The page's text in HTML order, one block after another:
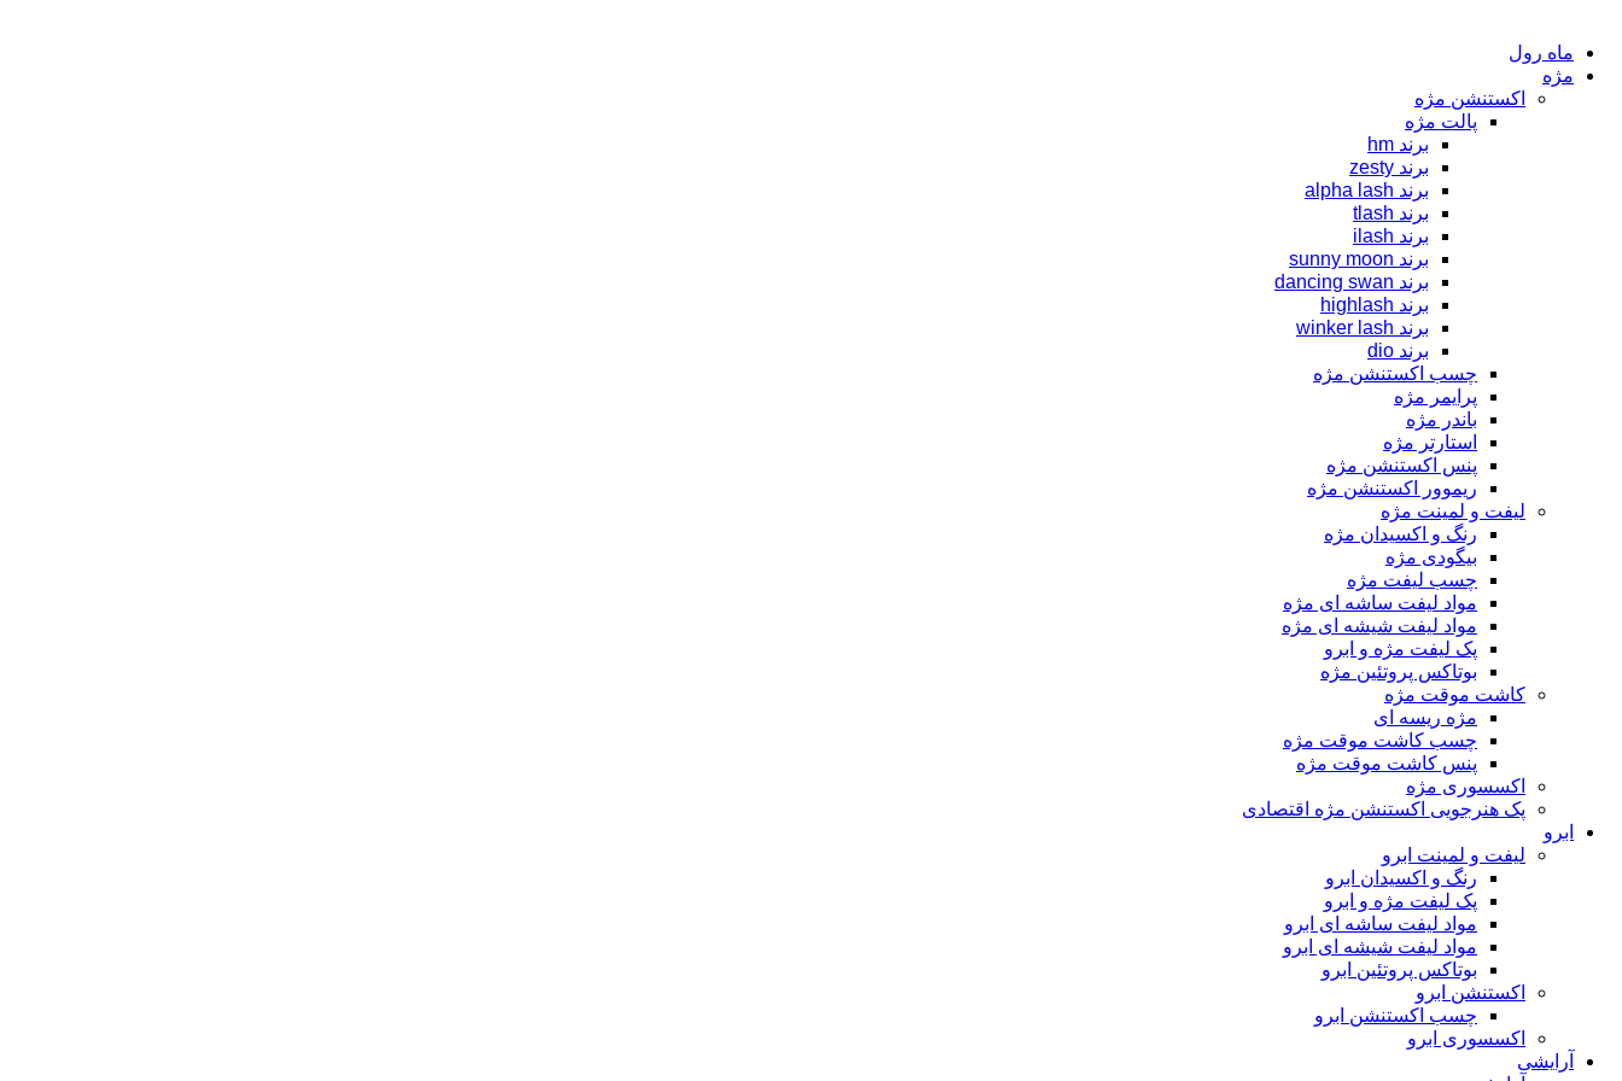
ماه رول
مژه
اکستنشن مژه
پالت مژه
برند hm
برند zesty
برند alpha lash
برند tlash
برند ilash
برند sunny moon
برند dancing swan
برند highlash
برند winker lash
برند dio
چسب اکستنشن مژه
پرایمر مژه
باندر مژه
استارتر مژه
پنس اکستنشن مژه
ریموور اکستنشن مژه
لیفت و لمینت مژه
رنگ و اکسیدان مژه
بیگودی مژه
چسب لیفت مژه
مواد لیفت ساشه ای مژه
مواد لیفت شیشه ای مژه
پک لیفت مژه و ابرو
بوتاکس پروتئین مژه
کاشت موقت مژه
مژه ریسه ای
چسب کاشت موقت مژه
پنس کاشت موقت مژه
اکسسوری مژه
پک هنرجویی اکستنشن مژه اقتصادی
ابرو
لیفت و لمینت ابرو
رنگ و اکسیدان ابرو
پک لیفت مژه و ابرو
مواد لیفت ساشه ای ابرو
مواد لیفت شیشه ای ابرو
بوتاکس پروتئین ابرو
اکستنشن ابرو
چسب اکستنشن ابرو
اکسسوری ابرو
آرایشی